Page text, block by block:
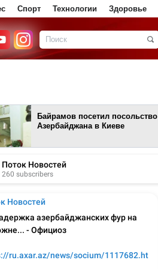
Спорт Технологии Здоровье
Байрамов посетил посольство
Азербайджана в Киеве